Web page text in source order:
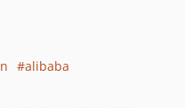
alibaba